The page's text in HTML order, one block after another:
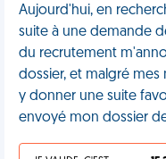
Aujourd'hui, en
suite à une demande
du recrutement
dossier, et malgré
y donner une suite
envoyé mon dossier